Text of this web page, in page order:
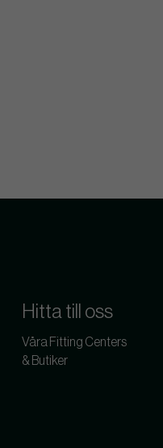
Hitta till oss
Våra Fitting Centers
& Butiker